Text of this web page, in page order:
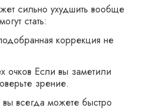
сильно ухудшить вообще
стать:
коррекция не
очков Если вы заметили
зрение.
всегда можете быстро